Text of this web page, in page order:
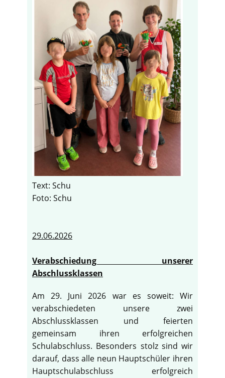
Text: Schu
Foto: Schu
29.06.2026
Verabschiedung unserer
Abschlussklassen
Am 29. Juni 2026 war es soweit: Wir
verabschiedeten unsere zwei
Abschlussklassen und feierten
gemeinsam ihren erfolgreichen
Schulabschluss. Besonders stolz sind wir
darauf, dass alle neun Hauptschüler ihren
Hauptschulabschluss erfolgreich